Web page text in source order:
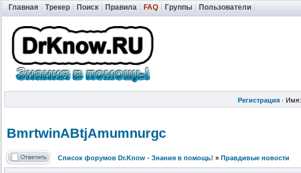
Главная Трекер Поиск Правила FAQ Группы Пользователи
Регистрация · Имя:
BmrtwinABtjAmumnurgc
Список форумов Dr.Know - Знания в помощь! » Правдивые новости